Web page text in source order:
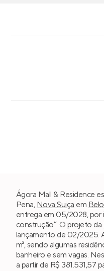
Ágora Mall & Residence
Pena, Nova Suiça em
entrega em 05/2028, por
construção”. O projeto da
lançamento de 02/2025.
m², sendo algumas
banheiro e sem vagas.
a partir de R$ 381.531,57